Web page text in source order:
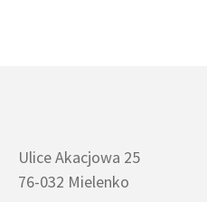
Ulice Akacjowa 25
76-032 Mielenko